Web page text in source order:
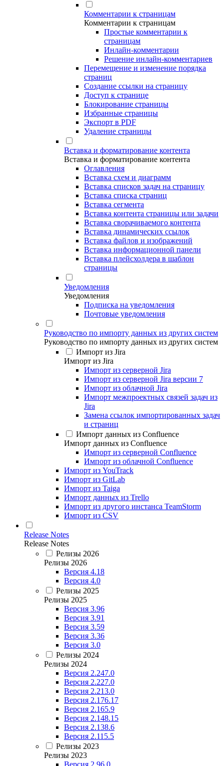
Комментарии к страницам
Комментарии к страницам
Простые комментарии к
страницам
Инлайн-комментарии
Решение инлайн-комментариев
Перемещение и изменение порядка
страниц
Создание ссылки на страницу
Доступ к странице
Блокирование страницы
Избранные страницы
Экспорт в PDF
Удаление страницы
Вставка и форматирование контента
Вставка и форматирование контента
Оглавления
Вставка схем и диаграмм
Вставка списков задач на страницу
Вставка списка страниц
Вставка сегмента
Вставка контента страницы или задачи
Вставка сворачиваемого контента
Вставка динамических ссылок
Вставка файлов и изображений
Вставка информационной панели
Вставка плейсхолдера в шаблон
страницы
Уведомления
Уведомления
Подписка на уведомления
Почтовые уведомления
Руководство по импорту данных из других систем
Руководство по импорту данных из других систем
Импорт из Jira
Импорт из Jira
Импорт из серверной Jira
Импорт из серверной Jira версии 7
Импорт из облачной Jira
Импорт межпроектных связей задач из
Jira
Замена ссылок импортированных задач
и страниц
Импорт данных из Confluence
Импорт данных из Confluence
Импорт из серверной Confluence
Импорт из облачной Confluence
Импорт из YouTrack
Импорт из GitLab
Импорт из Taiga
Импорт данных из Trello
Импорт из другого инстанса TeamStorm
Импорт из CSV
Release Notes
Release Notes
Релизы 2026
Релизы 2026
Версия 4.18
Версия 4.0
Релизы 2025
Релизы 2025
Версия 3.96
Версия 3.91
Версия 3.59
Версия 3.36
Версия 3.0
Релизы 2024
Релизы 2024
Версия 2.247.0
Версия 2.227.0
Версия 2.213.0
Версия 2.176.17
Версия 2.165.9
Версия 2.148.15
Версия 2.138.6
Версия 2.115.5
Релизы 2023
Релизы 2023